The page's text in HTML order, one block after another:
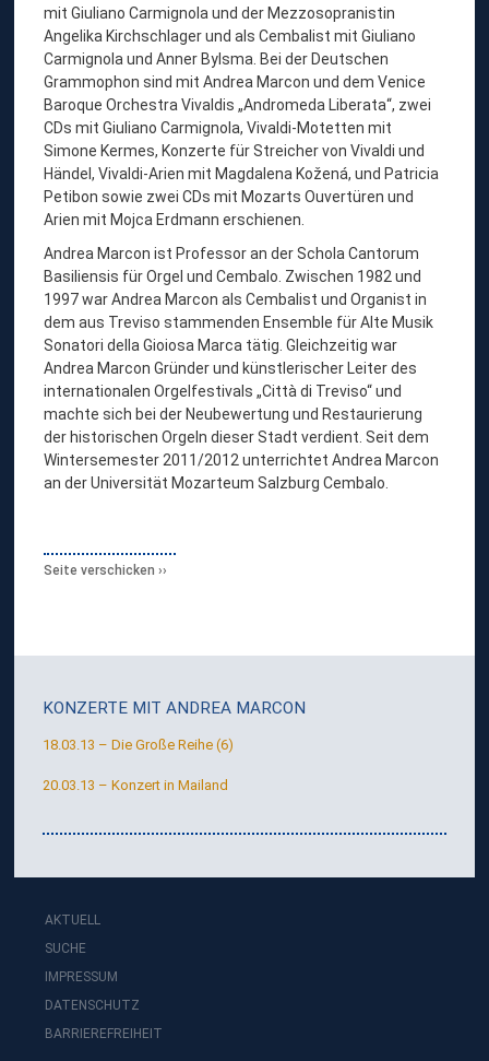
mit Giuliano Carmignola und der Mezzosopranistin
Angelika Kirchschlager und als Cembalist mit Giuliano
Carmignola und Anner Bylsma. Bei der Deutschen
Grammophon sind mit Andrea Marcon und dem Venice
Baroque Orchestra Vivaldis „Andromeda Liberata“, zwei
CDs mit Giuliano Carmignola, Vivaldi-Motetten mit
Simone Kermes, Konzerte für Streicher von Vivaldi und
Händel, Vivaldi-Arien mit Magdalena Kožená, und Patricia
Petibon sowie zwei CDs mit Mozarts Ouvertüren und
Arien mit Mojca Erdmann erschienen.
Andrea Marcon ist Professor an der Schola Cantorum
Basiliensis für Orgel und Cembalo. Zwischen 1982 und
1997 war Andrea Marcon als Cembalist und Organist in
dem aus Treviso stammenden Ensemble für Alte Musik
Sonatori della Gioiosa Marca tätig. Gleichzeitig war
Andrea Marcon Gründer und künstlerischer Leiter des
internationalen Orgelfestivals „Città di Treviso“ und
machte sich bei der Neubewertung und Restaurierung
der historischen Orgeln dieser Stadt verdient. Seit dem
Wintersemester 2011/2012 unterrichtet Andrea Marcon
an der Universität Mozarteum Salzburg Cembalo.
KONZERTE MIT ANDREA MARCON
18.03.13 – Die Große Reihe (6)
20.03.13 – Konzert in Mailand
Seite verschicken
AKTUELL
SUCHE
IMPRESSUM
DATENSCHUTZ
BARRIEREFREIHEIT